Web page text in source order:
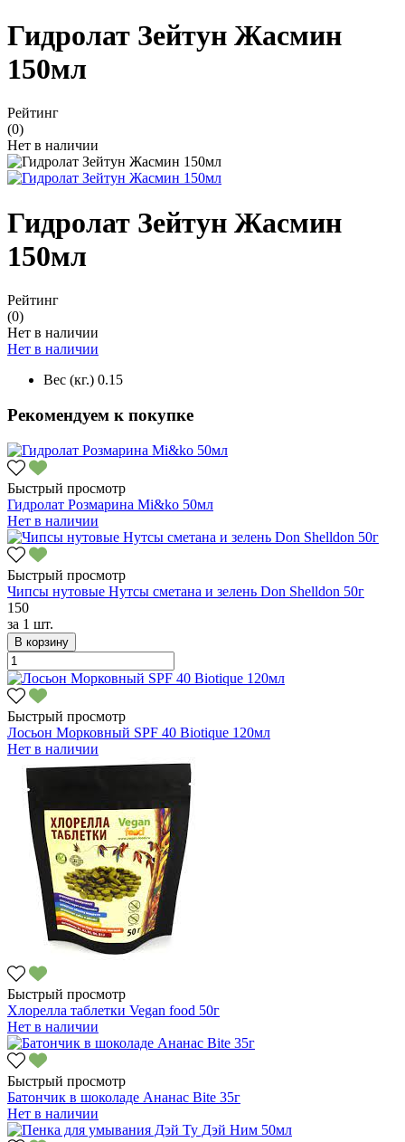
Гидролат Зейтун Жасмин
150мл
Рейтинг
(0)
Нет в наличии
Гидролат Зейтун Жасмин
150мл
Рейтинг
(0)
Нет в наличии
Нет в наличии
Вес (кг.) 0.15
Рекомендуем к покупке
Быстрый просмотр
Гидролат Розмарина Mi&ko 50мл
Нет в наличии
Быстрый просмотр
Чипсы нутовые Нутсы сметана и зелень Don Shelldon 50г
150
за 1 шт.
В корзину
Быстрый просмотр
Лосьон Морковный SPF 40 Biotique 120мл
Нет в наличии
Быстрый просмотр
Хлорелла таблетки Vegan food 50г
Нет в наличии
Быстрый просмотр
Батончик в шоколаде Ананас Bite 35г
Нет в наличии